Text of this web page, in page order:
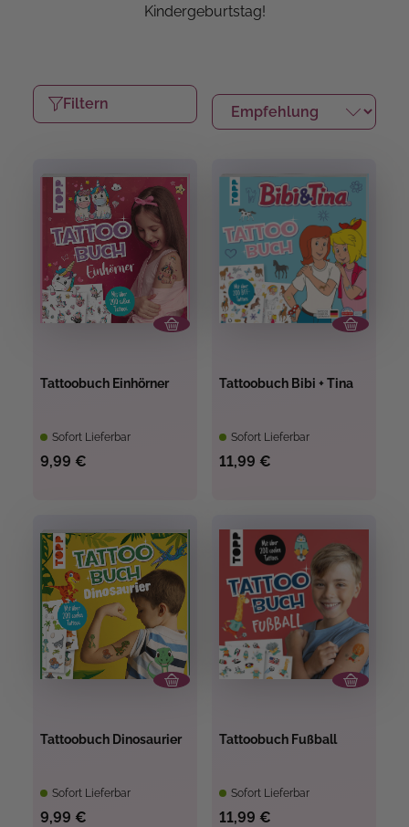
Kindergeburtstag!
Filtern
Tattoobuch Einhörner
Sofort Lieferbar
9,99 €
Tattoobuch Bibi + Tina
Sofort Lieferbar
11,99 €
Tattoobuch Dinosaurier
Sofort Lieferbar
9,99 €
Tattoobuch Fußball
Sofort Lieferbar
11,99 €